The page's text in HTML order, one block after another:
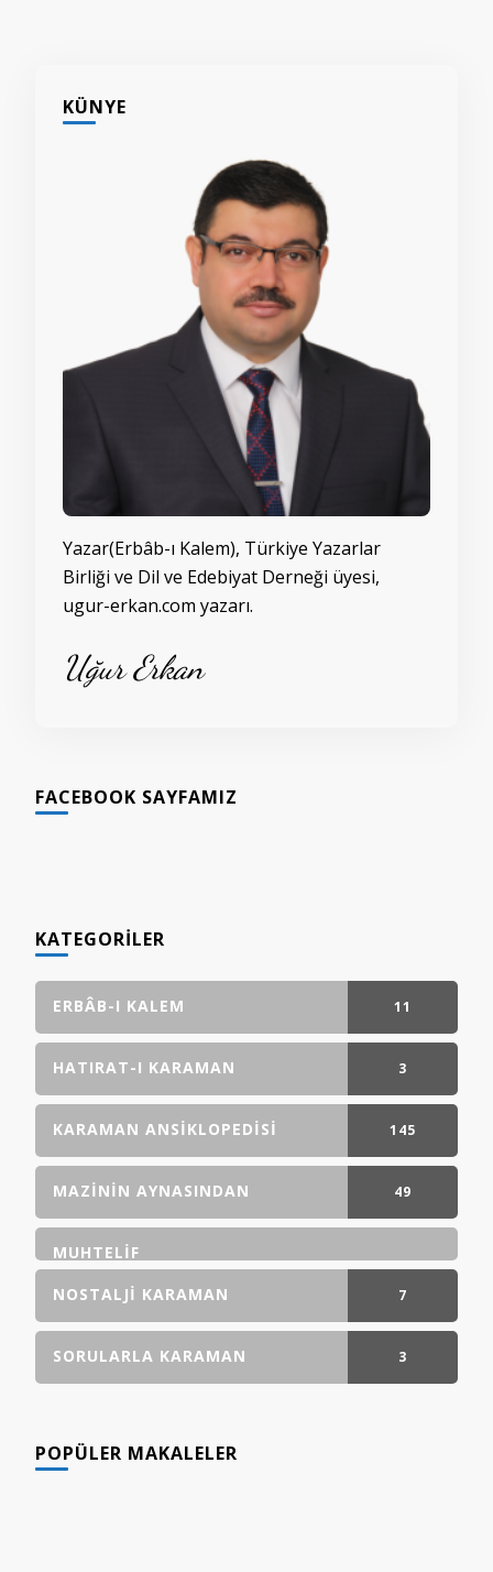
KÜNYE
Yazar(Erbâb-ı Kalem), Türkiye Yazarlar
Birliği ve Dil ve Edebiyat Derneği üyesi,
ugur-erkan.com yazarı.
Uğur Erkan
FACEBOOK SAYFAMIZ
KATEGORILER
ERBÂB-I KALEM 11
GÖNDERI(LER)
HATIRAT-I KARAMAN 3
GÖNDERI(LER)
KARAMAN ANSIKLOPEDISI 145
GÖNDERI(LER)
MAZININ AYNASINDAN 49
MUHTELIF
NOSTALJI KARAMAN
7
GÖNDERI(LER)
SORULARLA KARAMAN 3
POPÜLER MAKALELER